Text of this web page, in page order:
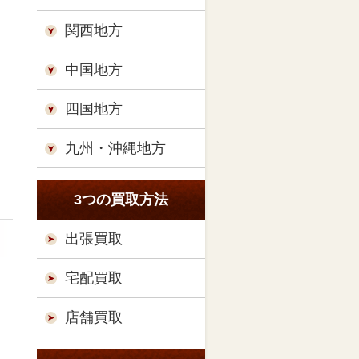
関西地方
中国地方
四国地方
九州・沖縄地方
3つの買取方法
出張買取
宅配買取
店舗買取